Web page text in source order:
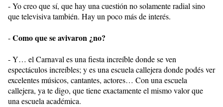
- Yo creo que sí, que hay una cuestión no solamente radial sino
que televisiva también. Hay un poco más de interés.
-Como que se avivaron ¿no?
- Y… el Carnaval es una fiesta increíble donde se ven
espectáculos increíbles; y es una escuela callejera donde podés ver
excelentes músicos, cantantes, actores… Con una escuela
callejera, ya te digo, que tiene exactamente el mismo valor que
una escuela académica.